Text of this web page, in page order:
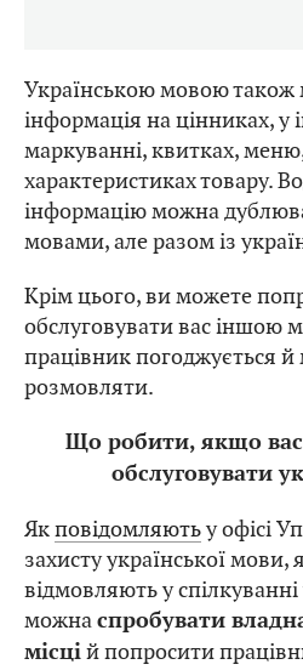
Українською мовою також
інформація на цінниках, у
маркуванні, квитках,
характеристиках товару.
інформацію можна
мовами, але разом із
Крім цього, ви можете
обслуговувати вас іншою
працівник погоджується
розмовляти.
Що робити, якщо
обслуговувати
Якповідомляютьу офісі
захисту української
відмовляють у
можнаспробувати
місцій попросити